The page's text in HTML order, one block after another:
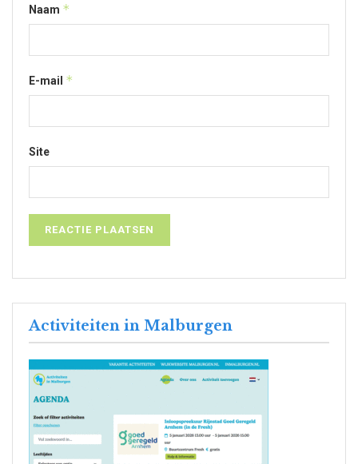
Naam *
E-mail *
Site
Activiteiten in Malburgen